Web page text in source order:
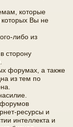
которые
Вы не
либо из
сторону
форумах, а также
из тем по
форумов
ресурсы и
интеллекта и